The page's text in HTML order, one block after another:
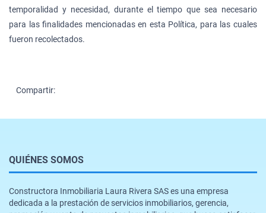
temporalidad y necesidad, durante el tiempo que sea necesario
para las finalidades mencionadas en esta Política, para las cuales
fueron recolectados.
Compartir:
QUIÉNES SOMOS
Constructora Inmobiliaria Laura Rivera SAS es una empresa
dedicada a la prestación de servicios inmobiliarios, gerencia,